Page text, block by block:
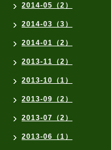
2014-05（2）
2014-03（3）
2014-01（2）
2013-11（2）
2013-10（1）
2013-09（2）
2013-07（2）
2013-06（1）